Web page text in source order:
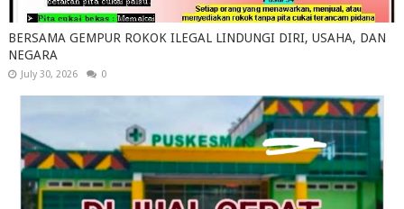
BERSAMA GEMPUR ROKOK ILEGAL LINDUNGI DIRI, USAHA, DAN
NEGARA
July 30, 2026 0